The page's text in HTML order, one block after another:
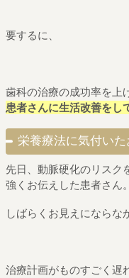
要するに、
歯科の治療の成功率を上
患者さんに生活改善をし
栄養療法に気付い
先日、動脈硬化のリスク
強くお伝えした患者さん。
しばらくお見えにならな
治療計画がものすごく遅